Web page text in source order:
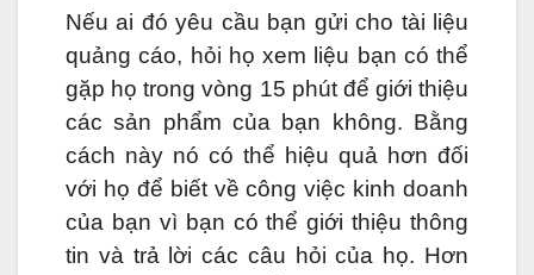
Nếu ai đó yêu cầu bạn gửi cho tài liệu
quảng cáo, hỏi họ xem liệu bạn có thể
gặp họ trong vòng 15 phút để giới thiệu
các sản phẩm của bạn không. Bằng
cách này nó có thể hiệu quả hơn đối
với họ để biết về công việc kinh doanh
của bạn vì bạn có thể giới thiệu thông
tin và trả lời các câu hỏi của họ. Hơn